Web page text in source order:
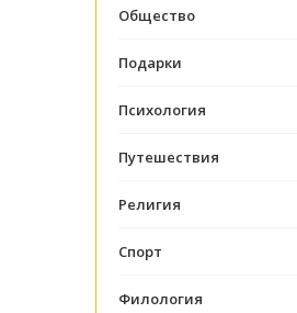
Общество
Подарки
Психология
Путешествия
Религия
Спорт
Филология